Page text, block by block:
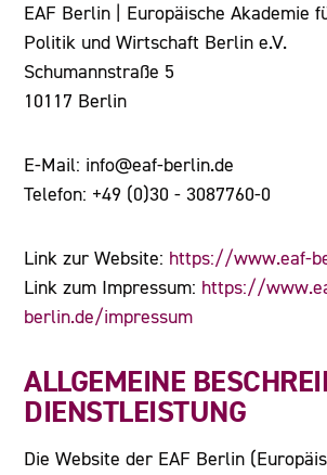
EAF Berlin | Europäische Akademie
Politik und Wirtschaft Berlin e.V.
Schumannstraße 5
10117 Berlin
E-Mail: info@eaf-berlin.de
Telefon: +49 (0)30 - 3087760-0
Link zur Website: https://www.eaf-
Link zum Impressum: https://
berlin.de/impressum
ALLGEMEINE
DIENSTLEISTUNG
Die Website der EAF Berlin